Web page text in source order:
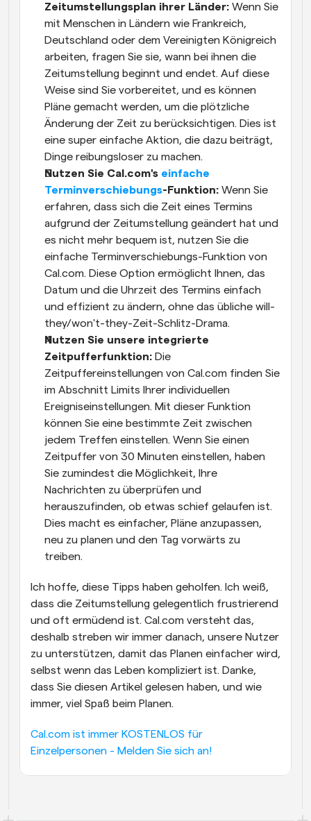
Zeitumstellungsplan ihrer Länder: Wenn Sie
mit Menschen in Ländern wie Frankreich,
Deutschland oder dem Vereinigten Königreich
arbeiten, fragen Sie sie, wann bei ihnen die
Zeitumstellung beginnt und endet. Auf diese
Weise sind Sie vorbereitet, und es können
Pläne gemacht werden, um die plötzliche
Änderung der Zeit zu berücksichtigen. Dies ist
eine super einfache Aktion, die dazu beiträgt,
Dinge reibungsloser zu machen.
Nutzen Sie Cal.com's einfache
Terminverschiebungs-Funktion: Wenn Sie
erfahren, dass sich die Zeit eines Termins
aufgrund der Zeitumstellung geändert hat und
es nicht mehr bequem ist, nutzen Sie die
einfache Terminverschiebungs-Funktion von
Cal.com. Diese Option ermöglicht Ihnen, das
Datum und die Uhrzeit des Termins einfach
und effizient zu ändern, ohne das übliche will-
they/won't-they-Zeit-Schlitz-Drama.
Nutzen Sie unsere integrierte
Zeitpufferfunktion: Die
Zeitpuffereinstellungen von Cal.com finden Sie
im Abschnitt Limits Ihrer individuellen
Ereigniseinstellungen. Mit dieser Funktion
können Sie eine bestimmte Zeit zwischen
jedem Treffen einstellen. Wenn Sie einen
Zeitpuffer von 30 Minuten einstellen, haben
Sie zumindest die Möglichkeit, Ihre
Nachrichten zu überprüfen und
herauszufinden, ob etwas schief gelaufen ist.
Dies macht es einfacher, Pläne anzupassen,
neu zu planen und den Tag vorwärts zu
treiben.
Ich hoffe, diese Tipps haben geholfen. Ich weiß,
dass die Zeitumstellung gelegentlich frustrierend
und oft ermüdend ist. Cal.com versteht das,
deshalb streben wir immer danach, unsere Nutzer
zu unterstützen, damit das Planen einfacher wird,
selbst wenn das Leben kompliziert ist. Danke,
dass Sie diesen Artikel gelesen haben, und wie
immer, viel Spaß beim Planen.
Cal.com ist immer KOSTENLOS für
Einzelpersonen - Melden Sie sich an!